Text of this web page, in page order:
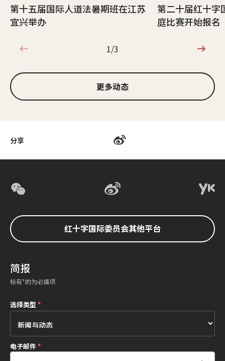
分享
第十五届国际人道法暑期班在江苏
宜兴举办
第二十届红十字
庭比赛开始报名
1/3
1/3
更多动态
红十字国际委员会其他平台
简报
标有*的为必填项
选择类型*
电子邮件*